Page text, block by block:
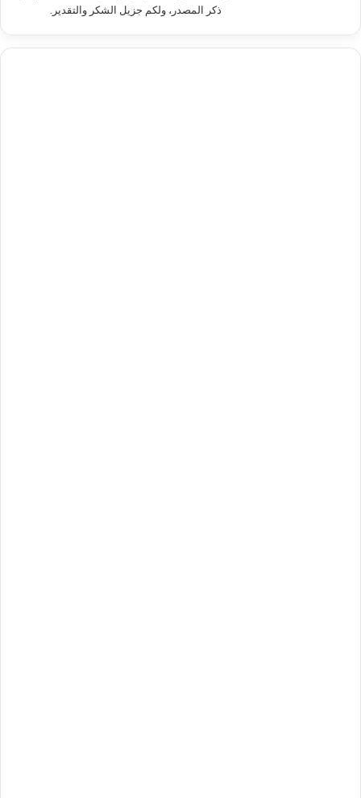
ذكر المصدر، ولكم جزيل الشكر والتقدير.